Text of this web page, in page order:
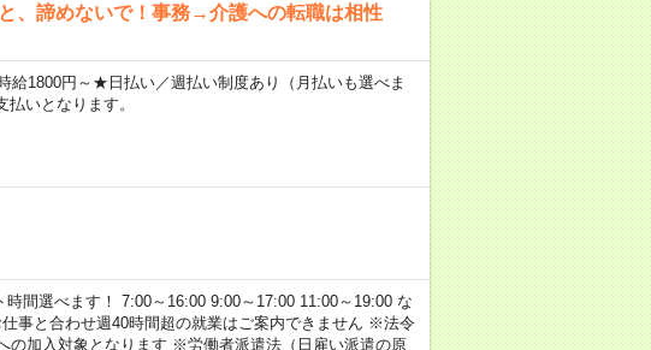
、諦めないで！事務→介護への転職は相性
1800円～★日払い／週払い制度あり（月払いも選べま
いとなります。
間選べます！ 7:00～16:00 9:00～17:00 11:00～19:00 な
事と合わせ週40時間超の就業はご案内できません ※法令
の加入対象となります ※労働者派遣法（日雇い派遣の原